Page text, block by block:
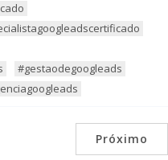
#gestaodegoogleads
Próximo